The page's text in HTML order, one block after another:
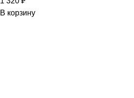
В корзину